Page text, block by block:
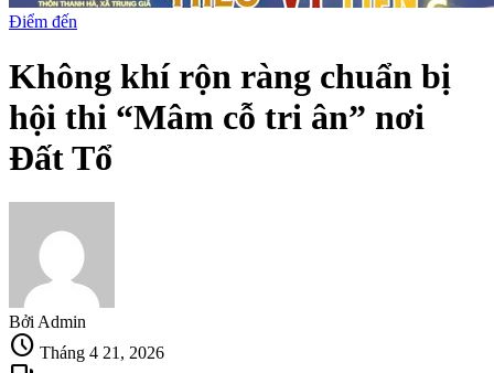
Điểm đến
Không khí rộn ràng chuẩn bị
hội thi “Mâm cỗ tri ân” nơi
Đất Tổ
Bởi Admin
schedule Tháng 4 21, 2026